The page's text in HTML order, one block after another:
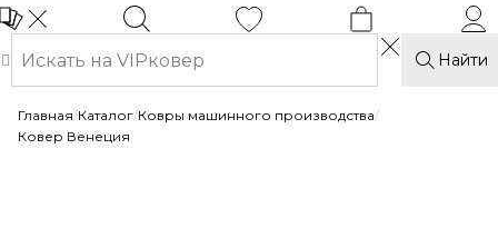
Найти
Главная/Каталог/Ковры машинного производства/
Ковер Венеция